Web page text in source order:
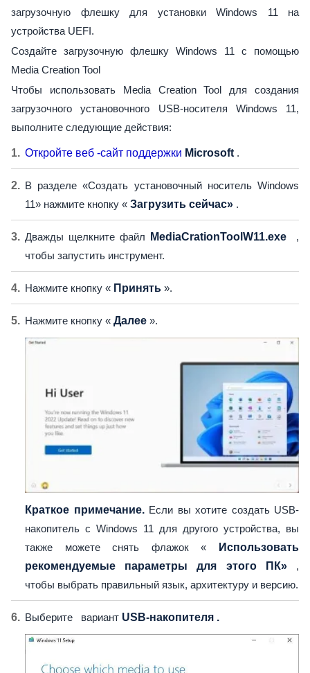
загрузочную флешку для установки Windows 11 на
устройства UEFI.
Создайте загрузочную флешку Windows 11 с помощью
Media Creation Tool
Чтобы использовать Media Creation Tool для создания
загрузочного установочного USB-носителя Windows 11,
выполните следующие действия:
Откройте веб -сайт поддержки Microsoft .
В разделе «Создать установочный носитель Windows
11» нажмите кнопку « Загрузить сейчас» .
Дважды щелкните файл MediaCrationToolW11.exe ,
чтобы запустить инструмент.
Нажмите кнопку « Принять ».
Нажмите кнопку « Далее ».
Краткое примечание.Если вы хотите создать USB-
накопитель с Windows 11 для другого устройства, вы
также можете снять флажок «
Использовать
рекомендуемые параметры для этого ПК»,
чтобы выбрать правильный язык, архитектуру и версию.
Выберите вариант USB-накопителя .